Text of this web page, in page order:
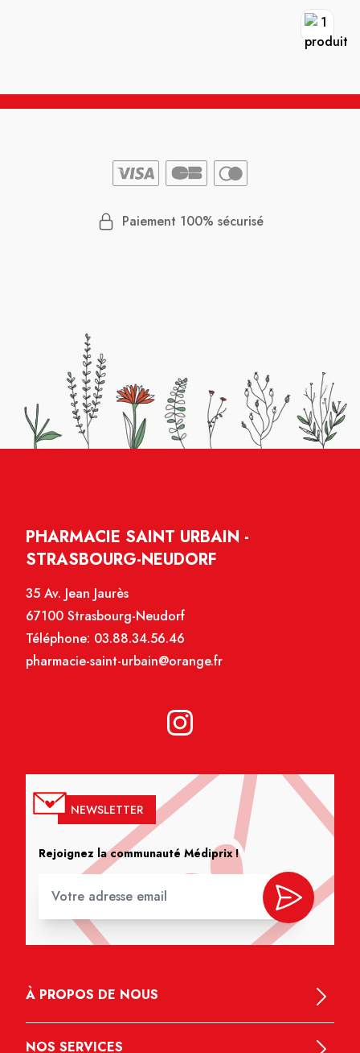
Paiement 100% sécurisé
PHARMACIE SAINT URBAIN -
STRASBOURG-NEUDORF
35 Av. Jean Jaurès
67100 Strasbourg-Neudorf
Téléphone: 03.88.34.56.46
pharmacie-saint-urbain@orange.fr
NEWSLETTER
Rejoignez la communauté Médiprix !
À PROPOS DE NOUS
NOS SERVICES